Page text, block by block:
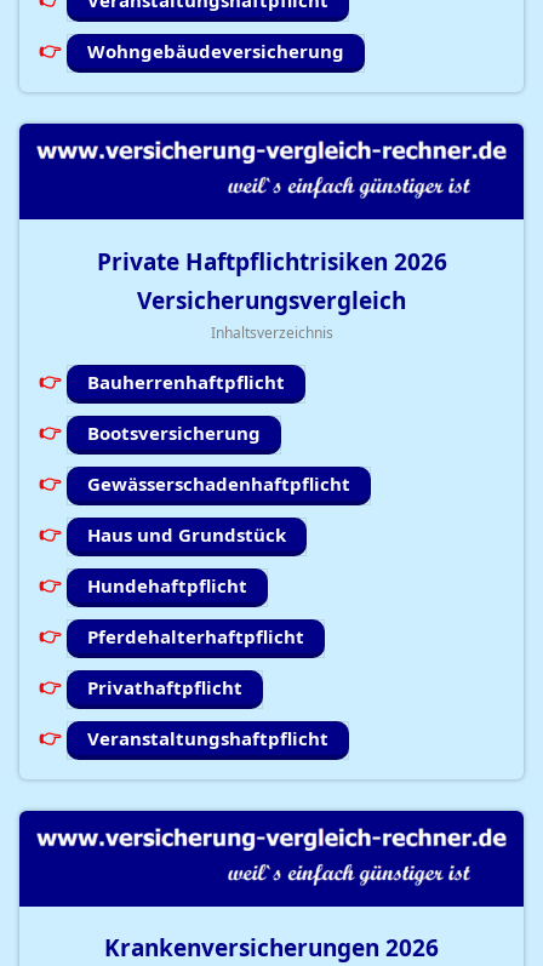
Wohngebäudeversicherung
Private Haftpflichtrisiken 2026
Versicherungsvergleich
Inhaltsverzeichnis
Bauherrenhaftpflicht
Bootsversicherung
Gewässerschadenhaftpflicht
Haus und Grundstück
Hundehaftpflicht
Pferdehalterhaftpflicht
Privathaftpflicht
Veranstaltungshaftpflicht
Krankenversicherungen 2026